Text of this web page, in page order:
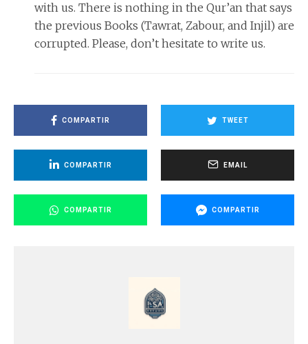
with us. There is nothing in the Qur’an that says
the previous Books (Tawrat, Zabour, and Injil) are
corrupted. Please, don’t hesitate to write us.
COMPARTIR TWEET
COMPARTIR EMAIL
COMPARTIR COMPARTIR